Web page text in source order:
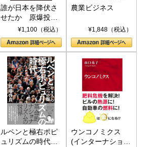
誰が日本を降伏さ
せたか 原爆投
下、ソ連参戦、そ
して聖断 (PHP新
書)
¥1,100（税込）
農業ビジネス
¥1,848（税込）
ルペンと極右ポピ
ュリズムの時代：
ウンコノミクス
(インターナショナ